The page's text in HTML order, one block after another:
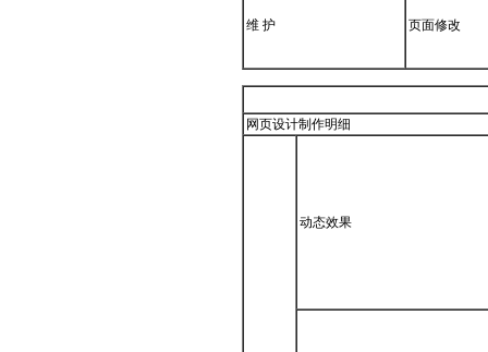
维 护 页面修改
网页设计制作明细
动态效果